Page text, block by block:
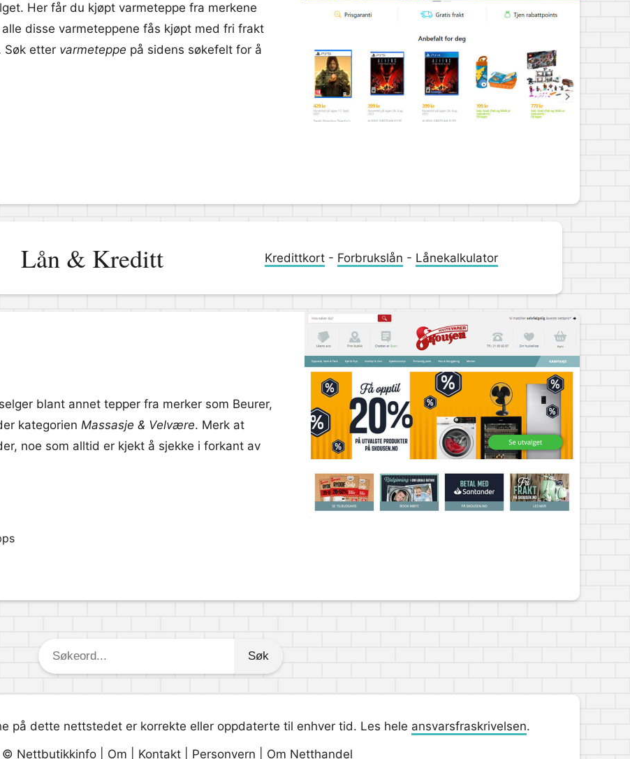
Her får du kjøpt varmeteppe fra merkene
disse varmeteppene fås kjøpt med fri frakt
Søk etter varmeteppe på sidens søkefelt for å
Lån & Kreditt Kredittkort- Forbrukslån - Lånekalkulator
blant annet tepper fra merker som Beurer,
kategorien Massasje & Velvære. Merk at
noe som alltid er kjekt å sjekke i forkant av
Søkeord:
på dette nettstedet er korrekte eller oppdaterte til enhver tid. Les hele ansvarsfraskrivelsen.
© Nettbutikkinfo| Om Kontakt| Personvern Om Netthandel